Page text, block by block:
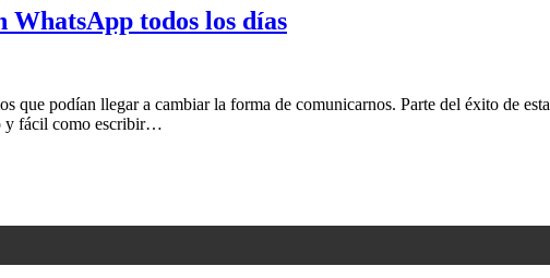
WhatsApp todos los días
que podían llegar a cambiar la forma de comunicarnos. Parte del éxito de
y fácil como escribir…